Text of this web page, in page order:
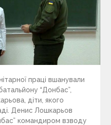
праці вшанували
“Донбас”,
діти, якого
Денис Лошкарьов
командиром взводу